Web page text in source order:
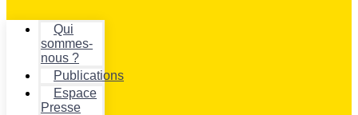
Qui
sommes-
nous ?
Publications
Espace
Presse